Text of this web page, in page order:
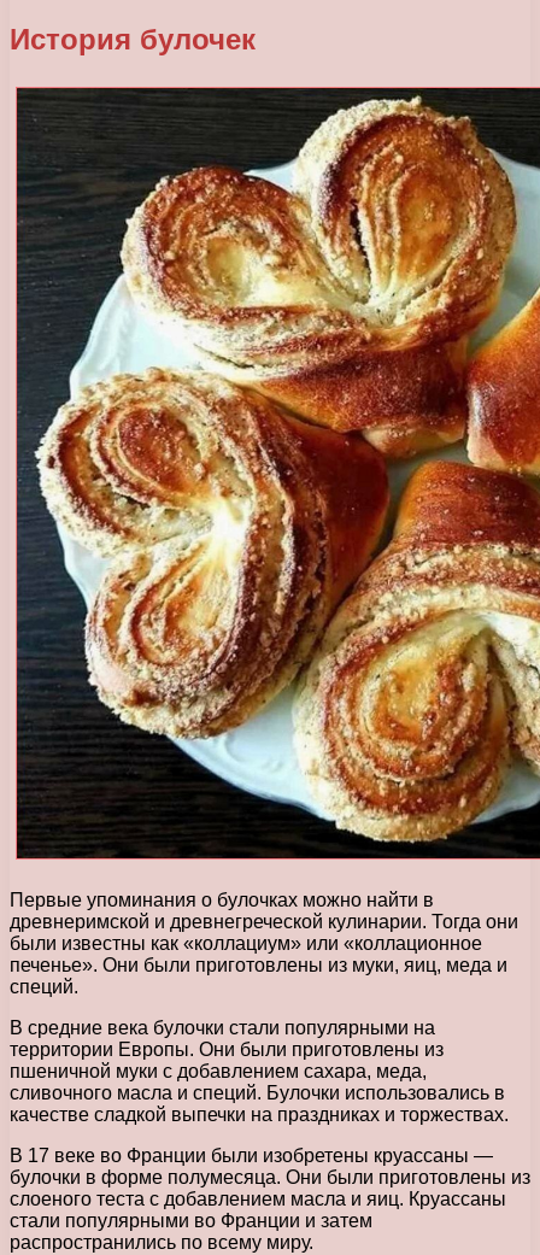
История булочек
Первые упоминания о булочках можно найти в
древнеримской и древнегреческой кулинарии. Тогда они
были известны как «коллациум» или «коллационное
печенье». Они были приготовлены из муки, яиц, меда и
специй.
В средние века булочки стали популярными на
территории Европы. Они были приготовлены из
пшеничной муки с добавлением сахара, меда,
сливочного масла и специй. Булочки использовались в
качестве сладкой выпечки на праздниках и торжествах.
В 17 веке во Франции были изобретены круассаны —
булочки в форме полумесяца. Они были приготовлены из
слоеного теста с добавлением масла и яиц. Круассаны
стали популярными во Франции и затем
распространились по всему миру.